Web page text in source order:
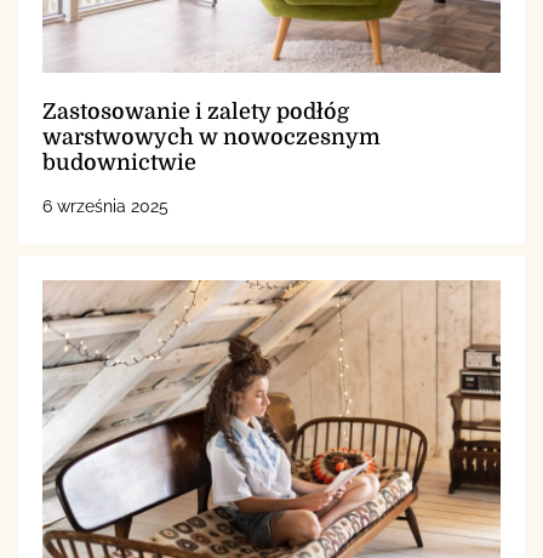
Zastosowanie i zalety podłóg
warstwowych w nowoczesnym
budownictwie
6 września 2025